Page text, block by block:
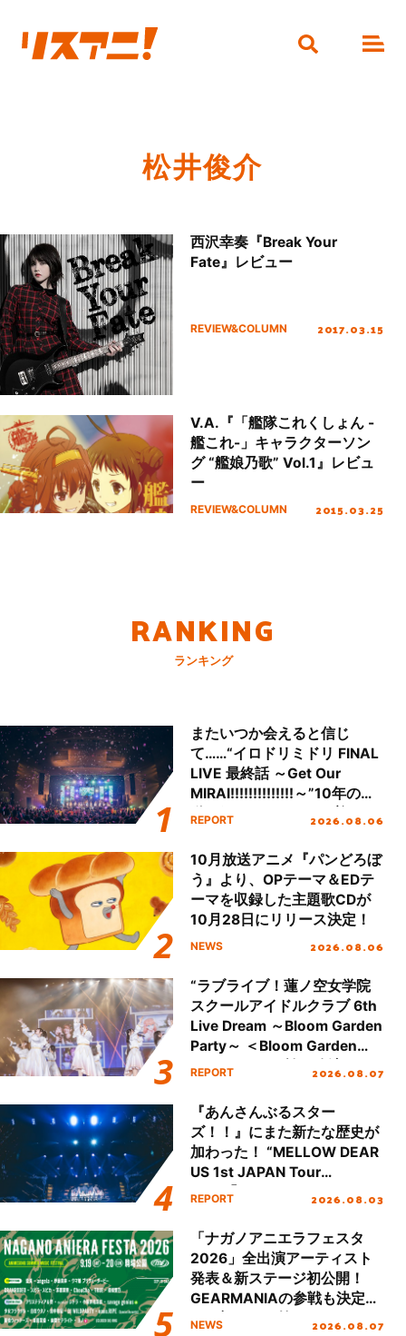
松井俊介
西沢幸奏『Break Your
Fate』レビュー
REVIEW&COLUMN 2017.03.15
V.A.『「艦隊これくしょん -
艦これ-」キャラクターソン
グ “艦娘乃歌” Vol.1』レビュ
ー
REVIEW&COLUMN 2015.03.25
RANKING
ランキング
またいつか会えると信じ
て……“イロドリミドリ FINAL
LIVE 最終話 ～Get Our
MIRAI!!!!!!!!!!!!!!～”10年の活
動を経てファイナルを迎える
REPORT 2026.08.06
10月放送アニメ『パンどろぼ
う』より、OPテーマ＆EDテ
ーマを収録した主題歌CDが
10月28日にリリース決定！
NEWS 2026.08.06
“ラブライブ！蓮ノ空女学院
スクールアイドルクラブ 6th
Live Dream ～Bloom Garden
Party～ ＜Bloom Garden
Party Stage／埼玉公演＞”
REPORT 2026.08.07
『あんさんぶるスター
ズ！！』にまた新たな歴史が
加わった！ “MELLOW DEAR
US 1st JAPAN Tour
Final「NICE to meet YOU
ート!!
REPORT 2026.08.03
「ナガノアニエラフェスタ
2026」全出演アーティスト
発表＆新ステージ初公開！
GEARMANIAの参戦も決定
し、初となる第3ステージの
NEWS 2026.08.07